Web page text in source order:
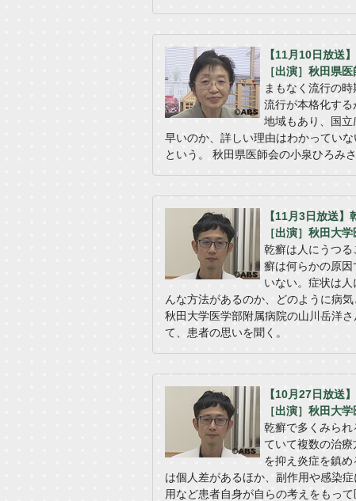
【11月10日放送
［出演］秋田県
まもなく流行の
流行が本格化す
地域もあり、国
早いのか、詳しい理由はわかってい
という。 秋田県医師会の小泉ひろみ
【11月3日放送
［出演］秋田大
乾癬は人にうつ
癬は何らかの原
いない。症状は
んな方法があるのか、どのように病
秋田大学医学部附属病院の山川岳洋
て、患者の思いを聞く。
【10月27日放送
［出演］秋田大
乾癬で多くみら
ていて複数の治
を抑え炎症を鎮
は個人差があるほか、副作用や感染
用など患者自身が自らの考えをもっ